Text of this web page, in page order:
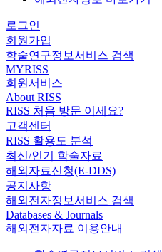
로그인
회원가입
학술연구정보서비스 검색
MYRISS
회원서비스
About RISS
RISS 처음 방문 이세요?
고객센터
RISS 활용도 분석
최신/인기 학술자료
해외자료신청(E-DDS)
공지사항
해외전자정보서비스 검색
Databases & Journals
해외전자자료 이용안내